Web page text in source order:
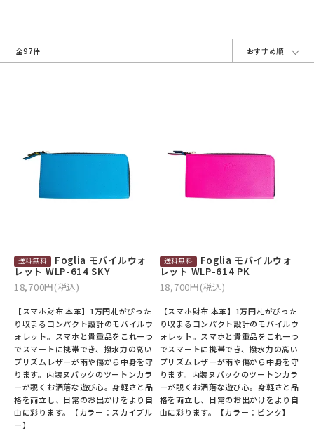
全97件 おすすめ順
Foglia モバイルウォ
レット WLP-614 SKY
18,700円(税込)
【スマホ財布 本革】1万円札がぴった
り収まるコンパクト設計のモバイルウ
ォレット。スマホと貴重品をこれ一つ
でスマートに携帯でき、撥水力の高い
プリズムレザーが雨や傷から中身を守
ります。内装ヌバックのツートンカラ
ーが覗くお洒落な遊び心。身軽さと品
格を両立し、日常のお出かけをより自
由に彩ります。【カラー：スカイブル
ー】
Foglia モバイルウォ
レット WLP-614 PK
18,700円(税込)
【スマホ財布 本革】1万円札がぴった
り収まるコンパクト設計のモバイルウ
ォレット。スマホと貴重品をこれ一つ
でスマートに携帯でき、撥水力の高い
プリズムレザーが雨や傷から中身を守
ります。内装ヌバックのツートンカラ
ーが覗くお洒落な遊び心。身軽さと品
格を両立し、日常のお出かけをより自
由に彩ります。【カラー：ピンク】